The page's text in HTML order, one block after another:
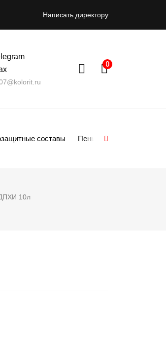
Написать директору
составы Пены
10л